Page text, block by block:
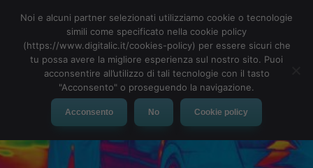
MENU
Noi e alcuni partner selezionati utilizziamo cookie o tecnologie
simili come specificato nella cookie policy
(https://www.digitalic.it/cookies-policy) per essere sicuri che
tu possa avere la migliore esperienza sul nostro sito. Puoi
acconsentire all’utilizzo di tali tecnologie con il tasto
"Acconsento" o proseguendo la navigazione.
Acconsento No Cookie policy